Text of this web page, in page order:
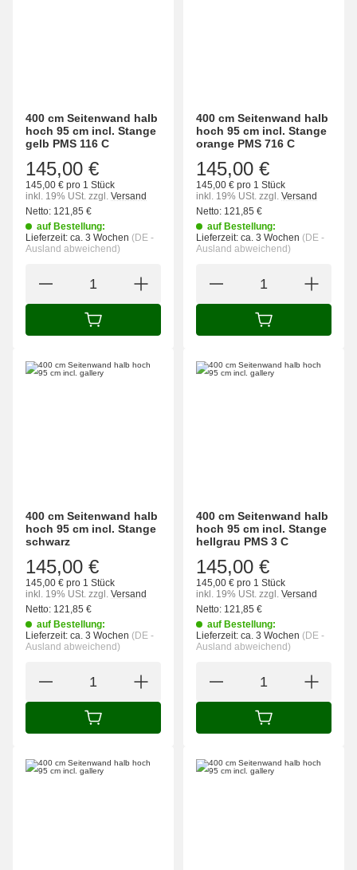
400 cm Seitenwand halb
hoch 95 cm incl. Stange
gelb PMS 116 C
145,00 €
145,00 € pro 1 Stück
inkl. 19% USt. zzgl. Versand
Netto: 121,85 €
auf Bestellung:
Lieferzeit: ca. 3 Wochen (DE -
Ausland abweichend)
IN DEN WARENKORB
400 cm Seitenwand halb
hoch 95 cm incl. Stange
orange PMS 716 C
145,00 €
145,00 € pro 1 Stück
inkl. 19% USt. zzgl. Versand
Netto: 121,85 €
auf Bestellung:
Lieferzeit: ca. 3 Wochen (DE -
Ausland abweichend)
IN DEN
400 cm Seitenwand halb
hoch 95 cm incl. Stange
schwarz
145,00 €
145,00 € pro 1 Stück
inkl. 19% USt. zzgl. Versand
Netto: 121,85 €
auf Bestellung:
Lieferzeit: ca. 3 Wochen (DE -
Ausland abweichend)
IN DEN WARENKORB
400 cm Seitenwand halb
hoch 95 cm incl. Stange
hellgrau PMS 3 C
145,00 €
145,00 € pro 1 Stück
inkl. 19% USt. zzgl. Versand
Netto: 121,85 €
auf Bestellung:
Lieferzeit: ca. 3 Wochen (DE -
Ausland abweichend)
IN DEN